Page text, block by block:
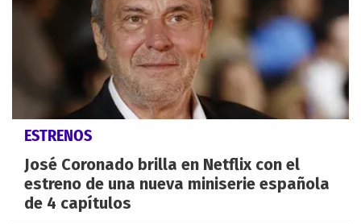
ESTRENOS
José Coronado brilla en Netflix con el
estreno de una nueva miniserie española
de 4 capítulos